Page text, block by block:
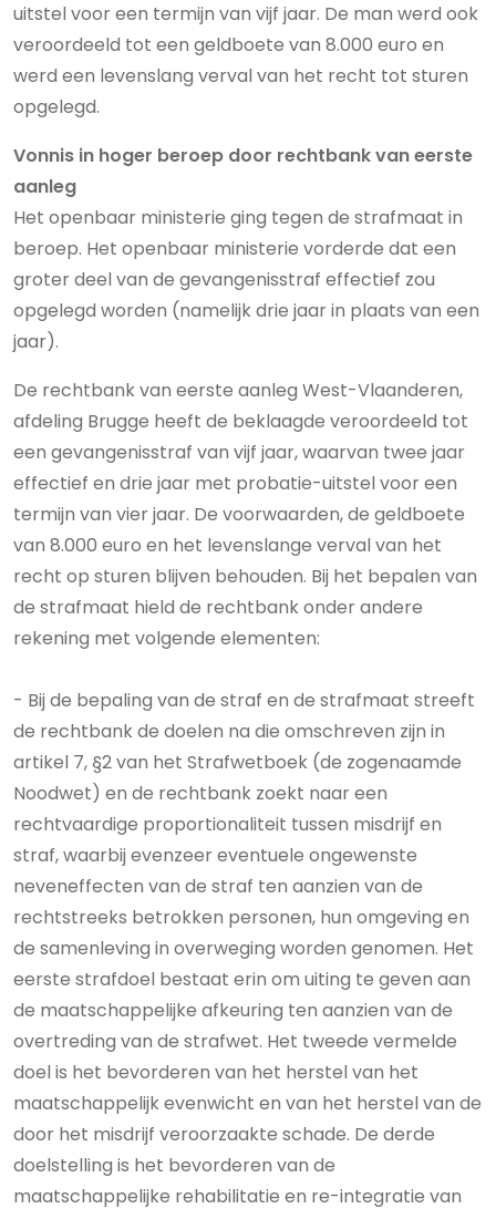
uitstel voor een termijn van vijf jaar. De man werd ook
veroordeeld tot een geldboete van 8.000 euro en
werd een levenslang verval van het recht tot sturen
opgelegd.
Vonnis in hoger beroep door rechtbank van eerste
aanleg
Het openbaar ministerie ging tegen de strafmaat in
beroep. Het openbaar ministerie vorderde dat een
groter deel van de gevangenisstraf effectief zou
opgelegd worden (namelijk drie jaar in plaats van een
jaar).
De rechtbank van eerste aanleg West-Vlaanderen,
afdeling Brugge heeft de beklaagde veroordeeld tot
een gevangenisstraf van vijf jaar, waarvan twee jaar
effectief en drie jaar met probatie-uitstel voor een
termijn van vier jaar. De voorwaarden, de geldboete
van 8.000 euro en het levenslange verval van het
recht op sturen blijven behouden. Bij het bepalen van
de strafmaat hield de rechtbank onder andere
rekening met volgende elementen:
- Bij de bepaling van de straf en de strafmaat streeft
de rechtbank de doelen na die omschreven zijn in
artikel 7, §2 van het Strafwetboek (de zogenaamde
Noodwet) en de rechtbank zoekt naar een
rechtvaardige proportionaliteit tussen misdrijf en
straf, waarbij evenzeer eventuele ongewenste
neveneffecten van de straf ten aanzien van de
rechtstreeks betrokken personen, hun omgeving en
de samenleving in overweging worden genomen. Het
eerste strafdoel bestaat erin om uiting te geven aan
de maatschappelijke afkeuring ten aanzien van de
overtreding van de strafwet. Het tweede vermelde
doel is het bevorderen van het herstel van het
maatschappelijk evenwicht en van het herstel van de
door het misdrijf veroorzaakte schade. De derde
doelstelling is het bevorderen van de
maatschappelijke rehabilitatie en re-integratie van